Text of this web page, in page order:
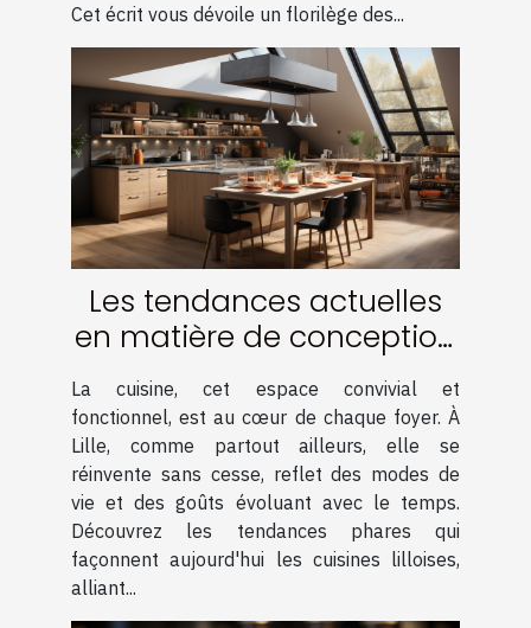
Cet écrit vous dévoile un florilège des...
Les tendances actuelles
en matière de conception
de cuisine à Lille
La cuisine, cet espace convivial et
fonctionnel, est au cœur de chaque foyer. À
Lille, comme partout ailleurs, elle se
réinvente sans cesse, reflet des modes de
vie et des goûts évoluant avec le temps.
Découvrez les tendances phares qui
façonnent aujourd'hui les cuisines lilloises,
alliant...